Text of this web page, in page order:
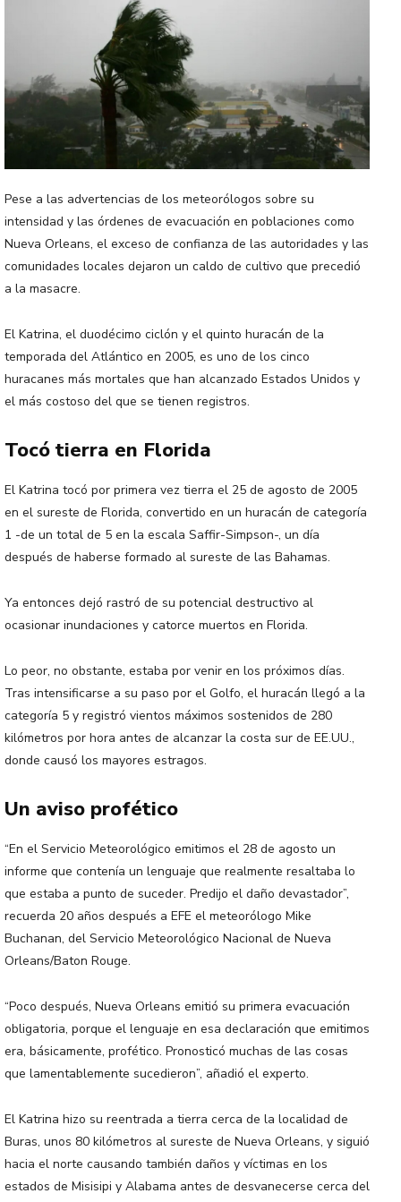
Pese a las advertencias de los meteorólogos sobre su
intensidad y las órdenes de evacuación en poblaciones como
Nueva Orleans, el exceso de confianza de las autoridades y las
comunidades locales dejaron un caldo de cultivo que precedió
a la masacre.
El Katrina, el duodécimo ciclón y el quinto huracán de la
temporada del Atlántico en 2005, es uno de los cinco
huracanes más mortales que han alcanzado Estados Unidos y
el más costoso del que se tienen registros.
Tocó tierra en Florida
El Katrina tocó por primera vez tierra el 25 de agosto de 2005
en el sureste de Florida, convertido en un huracán de categoría
1 -de un total de 5 en la escala Saffir-Simpson-, un día
después de haberse formado al sureste de las Bahamas.
Ya entonces dejó rastró de su potencial destructivo al
ocasionar inundaciones y catorce muertos en Florida.
Lo peor, no obstante, estaba por venir en los próximos días.
Tras intensificarse a su paso por el Golfo, el huracán llegó a la
categoría 5 y registró vientos máximos sostenidos de 280
kilómetros por hora antes de alcanzar la costa sur de EE.UU.,
donde causó los mayores estragos.
Un aviso profético
“En el Servicio Meteorológico emitimos el 28 de agosto un
informe que contenía un lenguaje que realmente resaltaba lo
que estaba a punto de suceder. Predijo el daño devastador”,
recuerda 20 años después a EFE el meteorólogo Mike
Buchanan, del Servicio Meteorológico Nacional de Nueva
Orleans/Baton Rouge.
“Poco después, Nueva Orleans emitió su primera evacuación
obligatoria, porque el lenguaje en esa declaración que emitimos
era, básicamente, profético. Pronosticó muchas de las cosas
que lamentablemente sucedieron”, añadió el experto.
El Katrina hizo su reentrada a tierra cerca de la localidad de
Buras, unos 80 kilómetros al sureste de Nueva Orleans, y siguió
hacia el norte causando también daños y víctimas en los
estados de Misisipi y Alabama antes de desvanecerse cerca del